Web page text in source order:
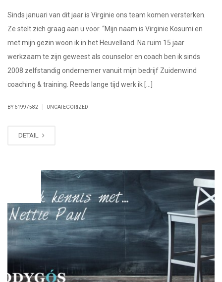
Sinds januari van dit jaar is Virginie ons team komen versterken.
Ze stelt zich graag aan u voor. “Mijn naam is Virginie Kosumi en
met mijn gezin woon ik in het Heuvelland. Na ruim 15 jaar
werkzaam te zijn geweest als counselor en coach ben ik sinds
2008 zelfstandig ondernemer vanuit mijn bedrijf Zuidenwind
coaching & training. Reeds lange tijd werk ik […]
BY 61997582 UNCATEGORIZED
DETAIL